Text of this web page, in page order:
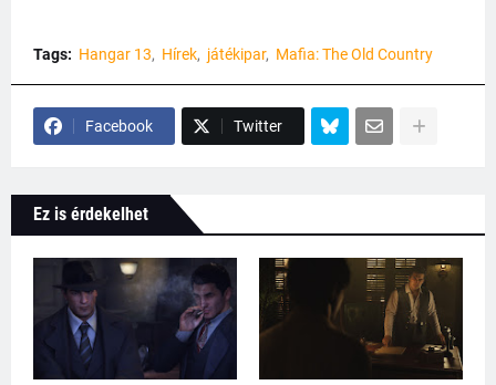
Tags: Hangar 13 Hírek játékipar Mafia: The Old Country
Facebook Twitter
Ez is érdekelhet